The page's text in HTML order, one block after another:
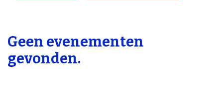
Geen evenementen
gevonden.